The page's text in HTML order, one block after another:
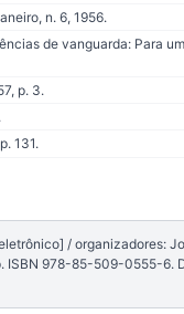
n. 6, 1956.
de vanguarda: Para
p. 3.
131.
/ organizadores:
ISBN 978-85-509-0555-6.